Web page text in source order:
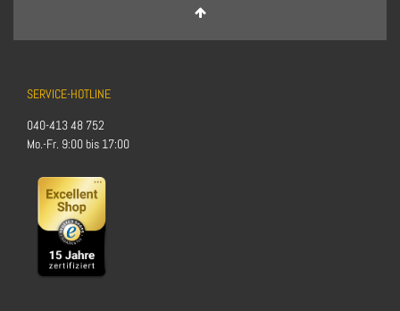
SERVICE-HOTLINE
040-413 48 752
Mo.-Fr. 9:00 bis 17:00